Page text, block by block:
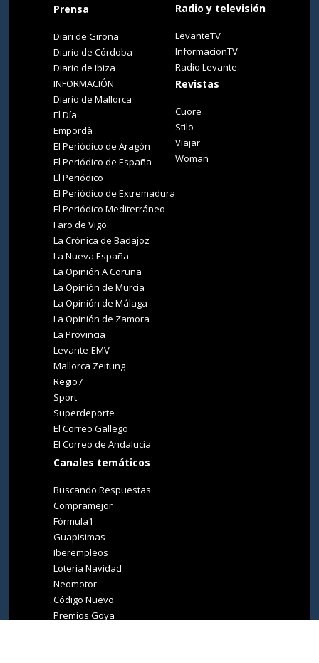
Prensa
Diari de Girona
Diario de Córdoba
Diario de Ibiza
INFORMACIÓN
Diario de Mallorca
El Día
Empordà
El Periódico de Aragón
El Periódico de España
El Periódico
El Periódico de Extremadura
El Periódico Mediterráneo
Faro de Vigo
La Crónica de Badajoz
La Nueva España
La Opinión A Coruña
La Opinión de Murcia
La Opinión de Málaga
La Opinión de Zamora
La Provincia
Levante-EMV
Mallorca Zeitung
Regio7
Sport
Superdeporte
El Correo Gallego
El Correo de Andalucia
Canales temáticos
Buscando Respuestas
Compramejor
Fórmula1
Guapisimas
Iberempleos
Loteria Navidad
Neomotor
Código Nuevo
Premios Goya
Radio y televisión
LevanteTV
InformacionTV
Radio Levante
Revistas
Cuore
Stilo
Viajar
Woman